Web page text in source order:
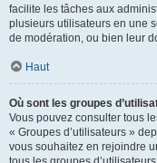
facilite les tâches aux
plusieurs utilisateurs en une
de modération, ou bien leur
Haut
Où sont les groupes
Vous pouvez consulter tous
« Groupes d’utilisateurs »
vous souhaitez en rejoindre